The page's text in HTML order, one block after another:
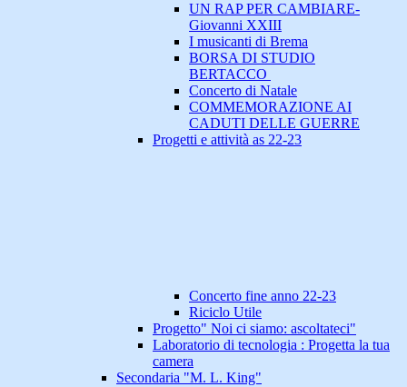
UN RAP PER CAMBIARE-
Giovanni XXIII
I musicanti di Brema
BORSA DI STUDIO
BERTACCO
Concerto di Natale
COMMEMORAZIONE AI
CADUTI DELLE GUERRE
Progetti e attività as 22-23
Concerto fine anno 22-23
Riciclo Utile
Progetto" Noi ci siamo: ascoltateci"
Laboratorio di tecnologia : Progetta la tua
camera
Secondaria "M. L. King"